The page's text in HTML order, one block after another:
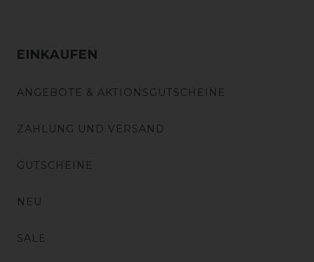
EINKAUFEN
ANGEBOTE & AKTIONSGUTSCHEINE
ZAHLUNG UND VERSAND
GUTSCHEINE
NEU
SALE